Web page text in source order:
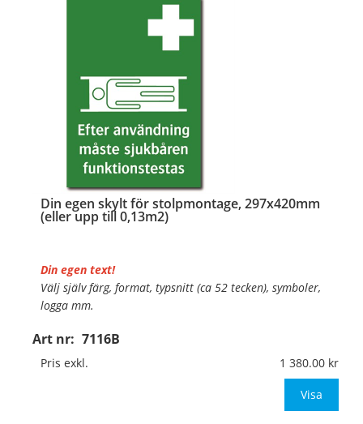
Din egen skylt för stolpmontage, 297x420mm
(eller upp till 0,13m2)
Art nr: 7116B
Din egen text!
Välj själv färg, format, typsnitt (ca 52 tecken), symboler,
logga mm.
Material:Kantvikt aluminium, 2mm (stolpmontage)
Mått:297x420mm (eller annat mått upp till 0,13m²)
Pris exkl. 1 380.00
Visa